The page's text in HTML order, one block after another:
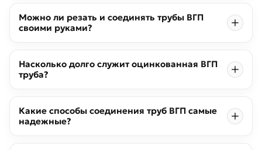
Можно ли резать и соединять трубы ВГП
своими руками?
Насколько долго служит оцинкованная ВГП
труба?
Какие способы соединения труб ВГП самые
надежные?